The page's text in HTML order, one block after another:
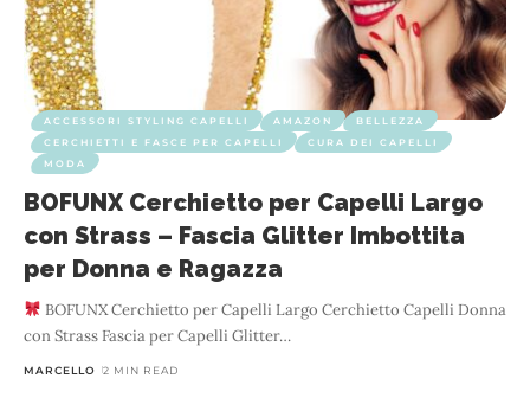
ACCESSORI STYLING CAPELLI AMAZON
BELLEZZA
CERCHIETTI E FASCE PER CAPELLI
CURA DEI CAPELLI
MODA
BOFUNX Cerchietto per Capelli Largo
con Strass – Fascia Glitter Imbottita
per Donna e Ragazza
BOFUNX Cerchietto per Capelli Largo Cerchietto Capelli Donna
con Strass Fascia per Capelli Glitter…
MARCELLO 2 MIN READ